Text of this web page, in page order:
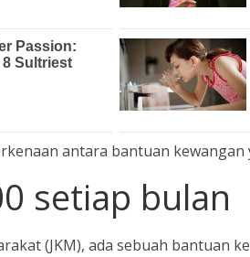
antara bantuan kewangan
setiap bulan
(JKM), ada sebuah bantuan